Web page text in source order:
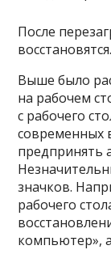
После
восстановятся.
Выше было
на рабочем
с рабочего
современных
предпринять
значков.
рабочего
компьютер»,